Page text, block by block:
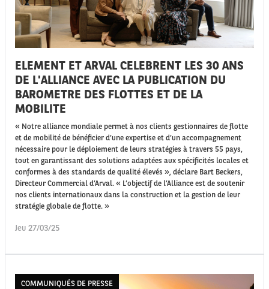
ELEMENT ET ARVAL CELEBRENT LES 30 ANS
DE L'ALLIANCE AVEC LA PUBLICATION DU
BAROMETRE DES FLOTTES ET DE LA
MOBILITE
« Notre alliance mondiale permet à nos clients gestionnaires de flotte
et de mobilité de bénéficier d’une expertise et d’un accompagnement
nécessaire pour le déploiement de leurs stratégies à travers 55 pays,
tout en garantissant des solutions adaptées aux spécificités locales et
conformes à des standards de qualité élevés », déclare Bart Beckers,
Directeur Commercial d’Arval. « L’objectif de l’Alliance est de soutenir
nos clients internationaux dans la construction et la gestion de leur
stratégie globale de flotte. »
Jeu 27/03/25
COMMUNIQUÉS DE PRESSE